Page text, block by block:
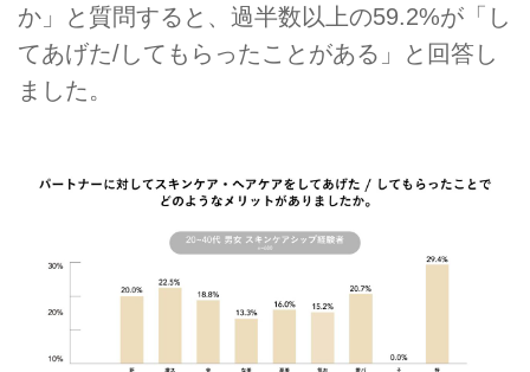
か」と質問すると、過半数以上の59.2%が「し
てあげた/してもらったことがある」と回答し
ました。